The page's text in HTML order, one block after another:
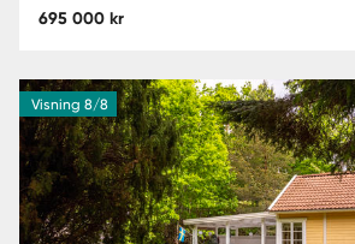
695 000 kr
Visning 8/8